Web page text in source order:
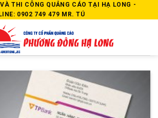
THI CÔNG QUẢNG CÁO TẠI HẠ LONG -
0902 749 479 MR. TÚ